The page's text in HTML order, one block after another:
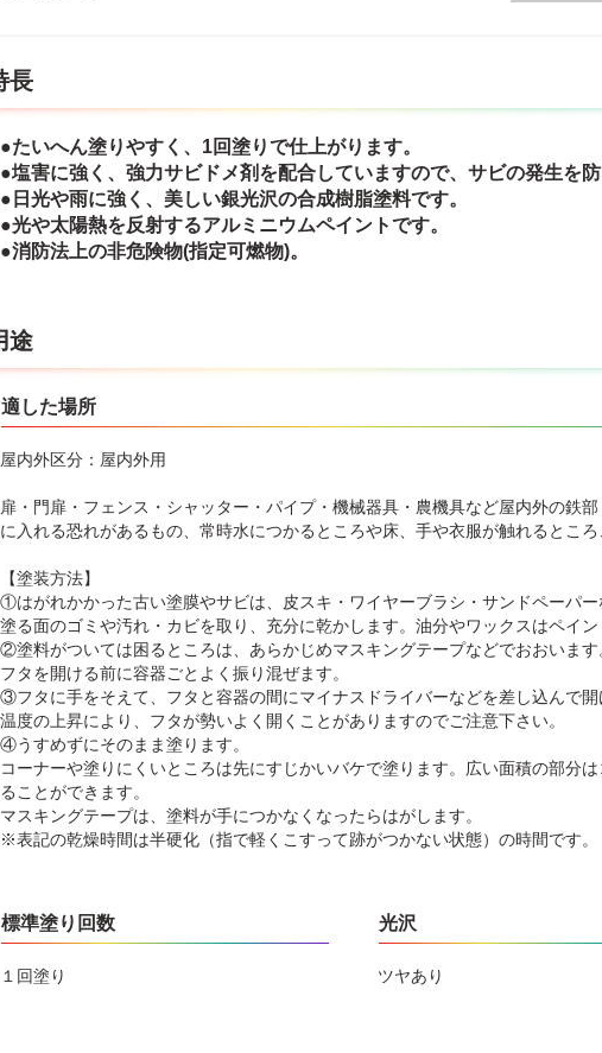
長
●たいへん塗りやすく、1回塗りで仕上がります。
●塩害に強く、強力サビドメ剤を配合していますので、サビの発生を
●日光や雨に強く、美しい銀光沢の合成樹脂塗料です。
●光や太陽熱を反射するアルミニウムペイントです。
●消防法上の非危険物(指定可燃物)。
途
適した場所
屋内外区分：屋内外用
扉・門扉・フェンス・シャッター・パイプ・機械器具・農機具など屋内外の鉄
に入れる恐れがあるもの、常時水につかるところや床、手や衣服が触れるとこ
【塗装方法】
①はがれかかった古い塗膜やサビは、皮スキ・ワイヤーブラシ・サンドペーパー
塗る面のゴミや汚れ・カビを取り、充分に乾かします。油分やワックスはペイン
②塗料がついては困るところは、あらかじめマスキングテープなどでおおいます
フタを開ける前に容器ごとよく振り混ぜます。
③フタに手をそえて、フタと容器の間にマイナスドライバーなどを差し込んで
温度の上昇により、フタが勢いよく開くことがありますのでご注意下さい。
④うすめずにそのまま塗ります。
コーナーや塗りにくいところは先にすじかいバケで塗ります。広い面積の部分
ることができます。
マスキングテープは、塗料が手につかなくなったらはがします。
※表記の乾燥時間は半硬化（指で軽くこすって跡がつかない状態）の時間です。
標準塗り回数
１回塗り
光沢
ツヤあり